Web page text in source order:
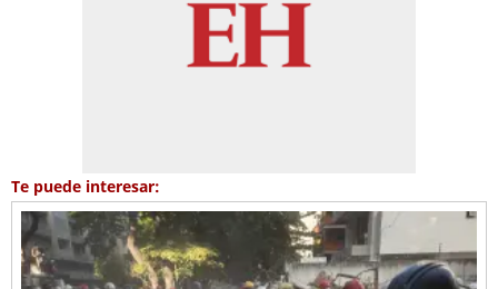
Te puede interesar: